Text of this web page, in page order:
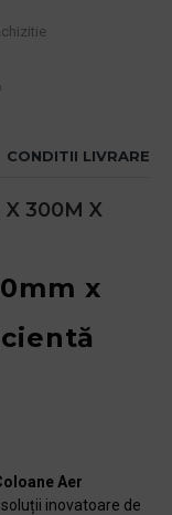
CONDITII LIVRARE
X 300M X
x
Aer
soluții inovatoare de